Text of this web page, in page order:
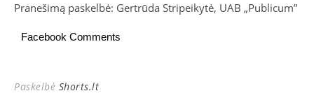
Pranešimą paskelbė: Gertrūda Stripeikytė, UAB „Publicum”
Facebook Comments
Paskelbė Shorts.lt